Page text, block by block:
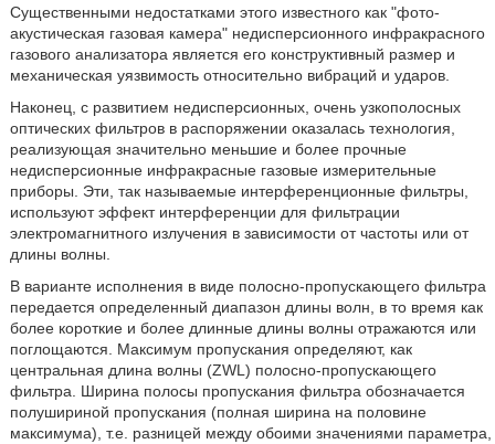
Существенными недостатками этого известного как "фото-
акустическая газовая камера" недисперсионного инфракрасного
газового анализатора является его конструктивный размер и
механическая уязвимость относительно вибраций и ударов.
Наконец, с развитием недисперсионных, очень узкополосных
оптических фильтров в распоряжении оказалась технология,
реализующая значительно меньшие и более прочные
недисперсионные инфракрасные газовые измерительные
приборы. Эти, так называемые интерференционные фильтры,
используют эффект интерференции для фильтрации
электромагнитного излучения в зависимости от частоты или от
длины волны.
В варианте исполнения в виде полосно-пропускающего фильтра
передается определенный диапазон длины волн, в то время как
более короткие и более длинные длины волны отражаются или
поглощаются. Максимум пропускания определяют, как
центральная длина волны (ZWL) полосно-пропускающего
фильтра. Ширина полосы пропускания фильтра обозначается
полушириной пропускания (полная ширина на половине
максимума), т.е. разницей между обоими значениями параметра,